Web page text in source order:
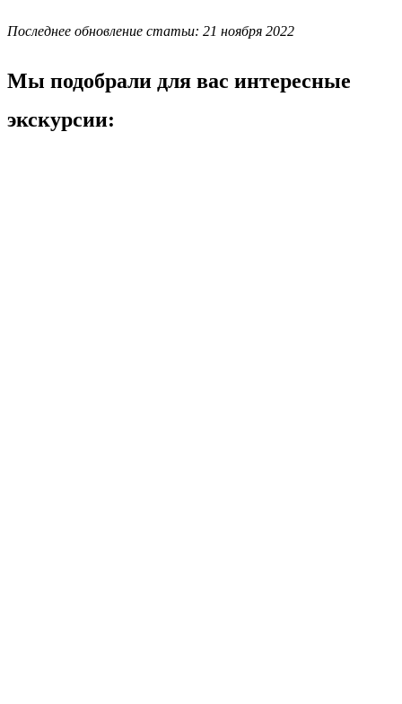
Последнее обновление статьи: 21 ноября 2022
Мы подобрали для вас интересные
экскурсии: